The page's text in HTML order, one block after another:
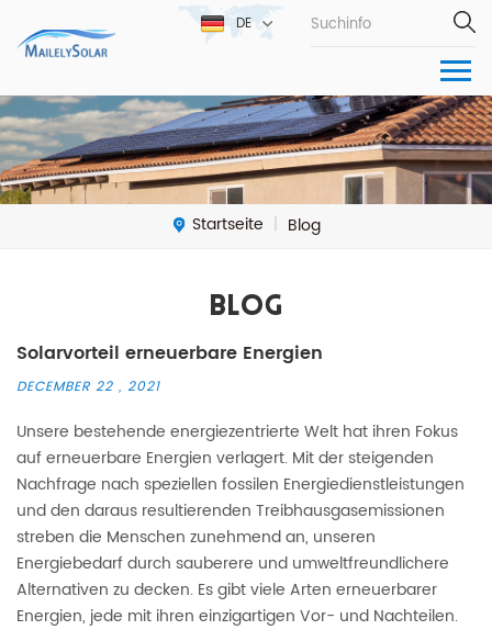
DE
Startseite | Blog
Blog
Solarvorteil erneuerbare Energien
DECEMBER 22 , 2021
Unsere bestehende energiezentrierte Welt hat ihren Fokus
auf erneuerbare Energien verlagert. Mit der steigenden
Nachfrage nach speziellen fossilen Energiedienstleistungen
und den daraus resultierenden Treibhausgasemissionen
streben die Menschen zunehmend an, unseren
Energiebedarf durch sauberere und umweltfreundlichere
Alternativen zu decken. Es gibt viele Arten erneuerbarer
Energien, jede mit ihren einzigartigen Vor- und Nachteilen.